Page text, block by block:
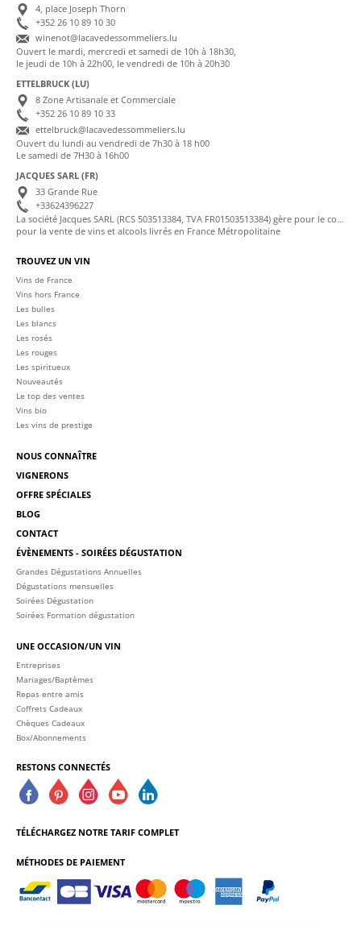
4, place Joseph Thorn
+352 26 10 89 10 30
winenot@lacavedessommeliers.lu
Ouvert le mardi, mercredi et samedi de 10h à 18h30,
le jeudi de 10h à 22h00, le vendredi de 10h à 20h30
ETTELBRUCK (LU)
8 Zone Artisanale et Commerciale
+352 26 10 89 10 33
ettelbruck@lacavedessommeliers.lu
Ouvert du lundi au vendredi de 7h30 à 18 h00
Le samedi de 7H30 à 16h00
JACQUES SARL (FR)
33 Grande Rue
+33624396227
La société Jacques SARL (RCS 503513384, TVA FR01503513384) gère pour le compte de La Cave des Sommeliers les transactions bancaires et la facturation
pour la vente de vins et alcools livrés en France Métropolitaine
TROUVEZ UN VIN
Vins de France
Vins hors France
Les bulles
Les blancs
Les rosés
Les rouges
Les spiritueux
Nouveautés
Le top des ventes
Vins bio
Les vins de prestige
NOUS CONNAÎTRE
VIGNERONS
OFFRE SPÉCIALES
BLOG
CONTACT
ÉVÈNEMENTS - SOIRÉES DÉGUSTATION
Grandes Dégustations Annuelles
Dégustations mensuelles
Soirées Dégustation
Soirées Formation dégustation
UNE OCCASION/UN VIN
Entreprises
Mariages/Baptèmes
Repas entre amis
Coffrets Cadeaux
Chèques Cadeaux
Box/Abonnements
RESTONS CONNECTÉS
TÉLÉCHARGEZ NOTRE TARIF COMPLET
MÉTHODES DE PAIEMENT